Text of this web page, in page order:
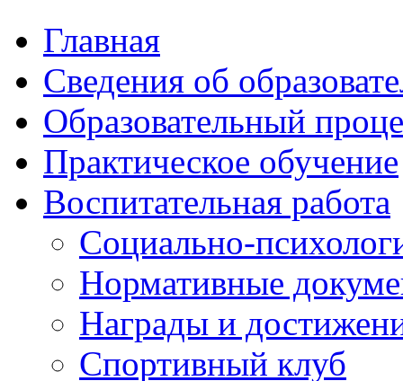
Главная
Сведения об
Образовательный
Практическое обучение
Воспитательная работа
Социально-
Нормативные
Награды и
Спортивный клуб